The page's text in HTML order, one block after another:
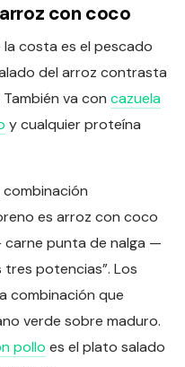
con coco
costa es el pescado
del arroz contrasta
va con cazuela
y cualquier proteína
combinación
es arroz con coco
carne punta de nalga —
tres potencias”. Los
combinación que
verde sobre maduro.
pollo es el plato salado